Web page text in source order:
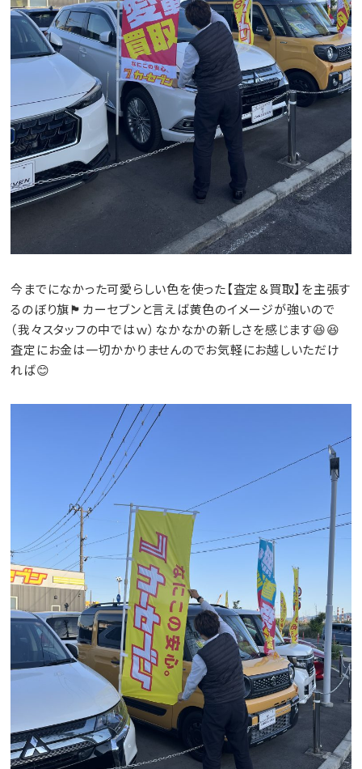
今までになかった可愛らしい色を使った【査定＆買取】を主張す
るのぼり旗🏴カーセブンと言えば黄色のイメージが強いので
（我々スタッフの中ではｗ）なかなかの新しさを感じます😆😆
査定にお金は一切かかりませんのでお気軽にお越しいただけ
れば😊